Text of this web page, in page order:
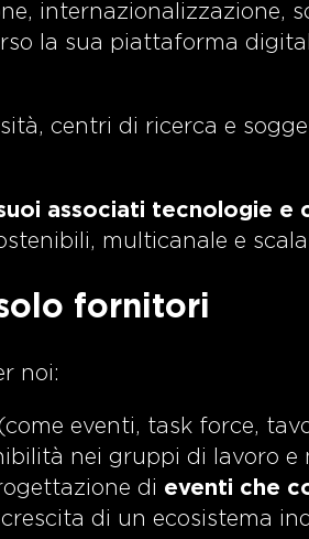
internazionalizzazione,
la sua piattaforma
centri di ricerca e
associati tecnologie e
multicanale e
fornitori
noi:
eventi, task force,
nei gruppi di lavoro e
di eventi che
di un ecosistema